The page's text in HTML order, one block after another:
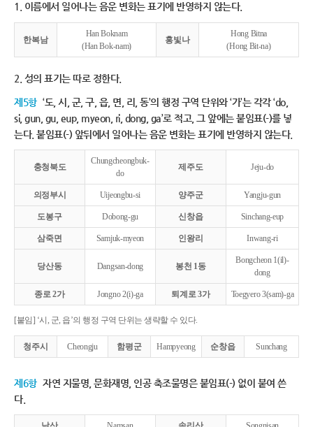
1. 이름에서 일어나는 음운 변화는 표기에 반영하지 않는다.
한복남
Han Boknam
(Han Bok-nam)
홍빛나
Hong Bitna
(Hong Bit-na)
2. 성의 표기는 따로 정한다.
제5항 ‘도, 시, 군, 구, 읍, 면, 리, 동’의 행정 구역 단위와 ‘가’는 각각 ‘do,
si, gun, gu, eup, myeon, ri, dong, ga’로 적고, 그 앞에는 붙임표(-)를 넣
는다. 붙임표(-) 앞뒤에서 일어나는 음운 변화는 표기에 반영하지 않는다.
충청북도
Chungcheongbuk-
do
제주도 Jeju-do
의정부시 Uijeongbu-si 양주군 Yangju-gun
도봉구 Dobong-gu 신창읍 Sinchang-eup
삼죽면 Samjuk-myeon 인왕리 Inwang-ri
당산동 Dangsan-dong 봉천 1동
Bongcheon 1(il)-
dong
종로 2가 Jongno 2(i)-ga 퇴계로 3가 Toegyero 3(sam)-ga
[붙임] ‘시, 군, 읍’의 행정 구역 단위는 생략할 수 있다.
청주시 Cheongju 함평군 Hampyeong 순창읍 Sunchang
제6항 자연 지물명, 문화재명, 인공 축조물명은 붙임표(-) 없이 붙여 쓴
다.